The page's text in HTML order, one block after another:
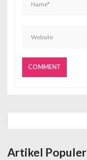
Artikel Populer